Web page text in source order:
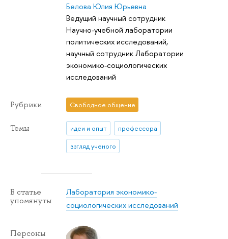
Белова Юлия Юрьевна
Ведущий научный сотрудник
Научно-учебной лаборатории
политических исследований,
научный сотрудник Лаборатории
экономико-социологических
исследований
Рубрики Свободное общение
Темы идеи и опыт
профессора
взгляд ученого
В статье
упомянуты
Лаборатория экономико-
социологических исследований
Персоны